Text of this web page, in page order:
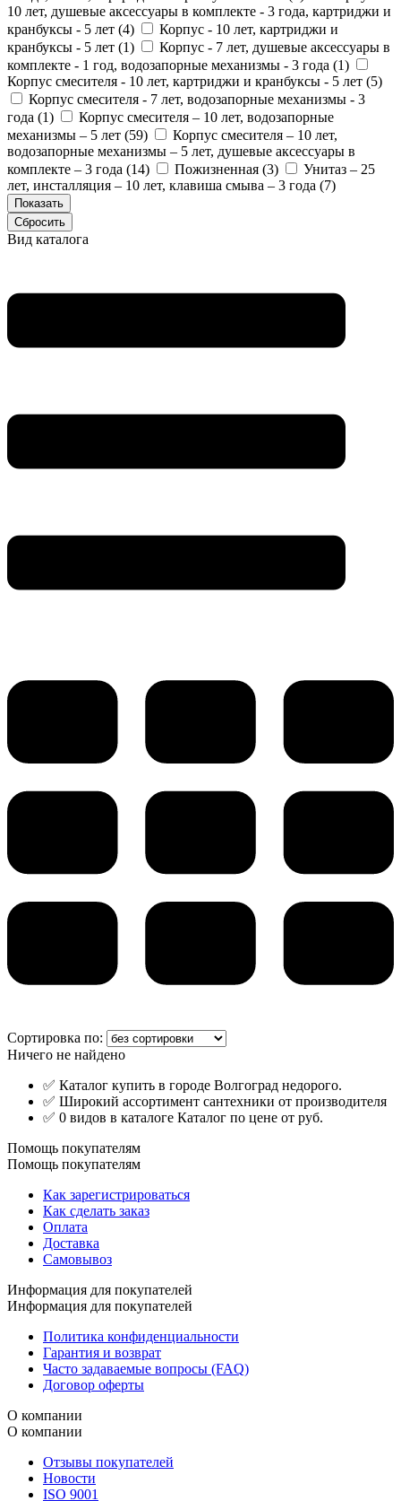
10 лет, душевые аксессуары в комплекте - 3 года, картриджи и
кранбуксы - 5 лет (4)
Корпус - 10 лет, картриджи и
кранбуксы - 5 лет (1)
Корпус - 7 лет, душевые аксессуары в
комплекте - 1 год, водозапорные механизмы - 3 года (1)
Корпус смесителя - 10 лет, картриджи и кранбуксы - 5 лет (5)
Корпус смесителя - 7 лет, водозапорные механизмы - 3
года (1)
Корпус смесителя – 10 лет, водозапорные
механизмы – 5 лет (59)
Корпус смесителя – 10 лет,
водозапорные механизмы – 5 лет, душевые аксессуары в
комплекте – 3 года (14) Пожизненная (3)
Унитаз – 25
лет, инсталляция – 10 лет, клавиша смыва – 3 года (7)
Вид каталога
Сортировка по:
Ничего не найдено
✅ Каталог купить в городе Волгоград недорого.
✅ Широкий ассортимент сантехники от производителя
✅ 0 видов в каталоге Каталог по цене от руб.
Помощь покупателям
Помощь покупателям
Как зарегистрироваться
Как сделать заказ
Оплата
Доставка
Самовывоз
Информация для покупателей
Информация для покупателей
Политика конфиденциальности
Гарантия и возврат
Часто задаваемые вопросы (FAQ)
Договор оферты
О компании
О компании
Отзывы покупателей
Новости
ISO 9001